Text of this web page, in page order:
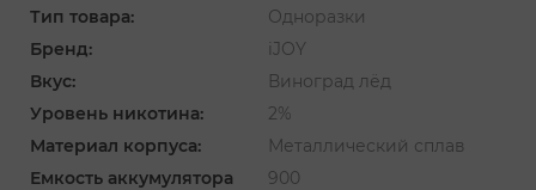
Тип товара:
Одноразки
Бренд:
iJOY
Вкус:
Виноград лёд
Уровень никотина:
2%
Материал корпуса:
Металлический сплав
Емкость аккумулятора
900